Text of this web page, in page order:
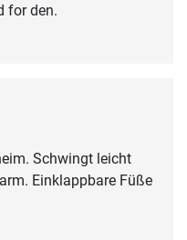
for den.
Schwingt leicht
Einklappbare Füße